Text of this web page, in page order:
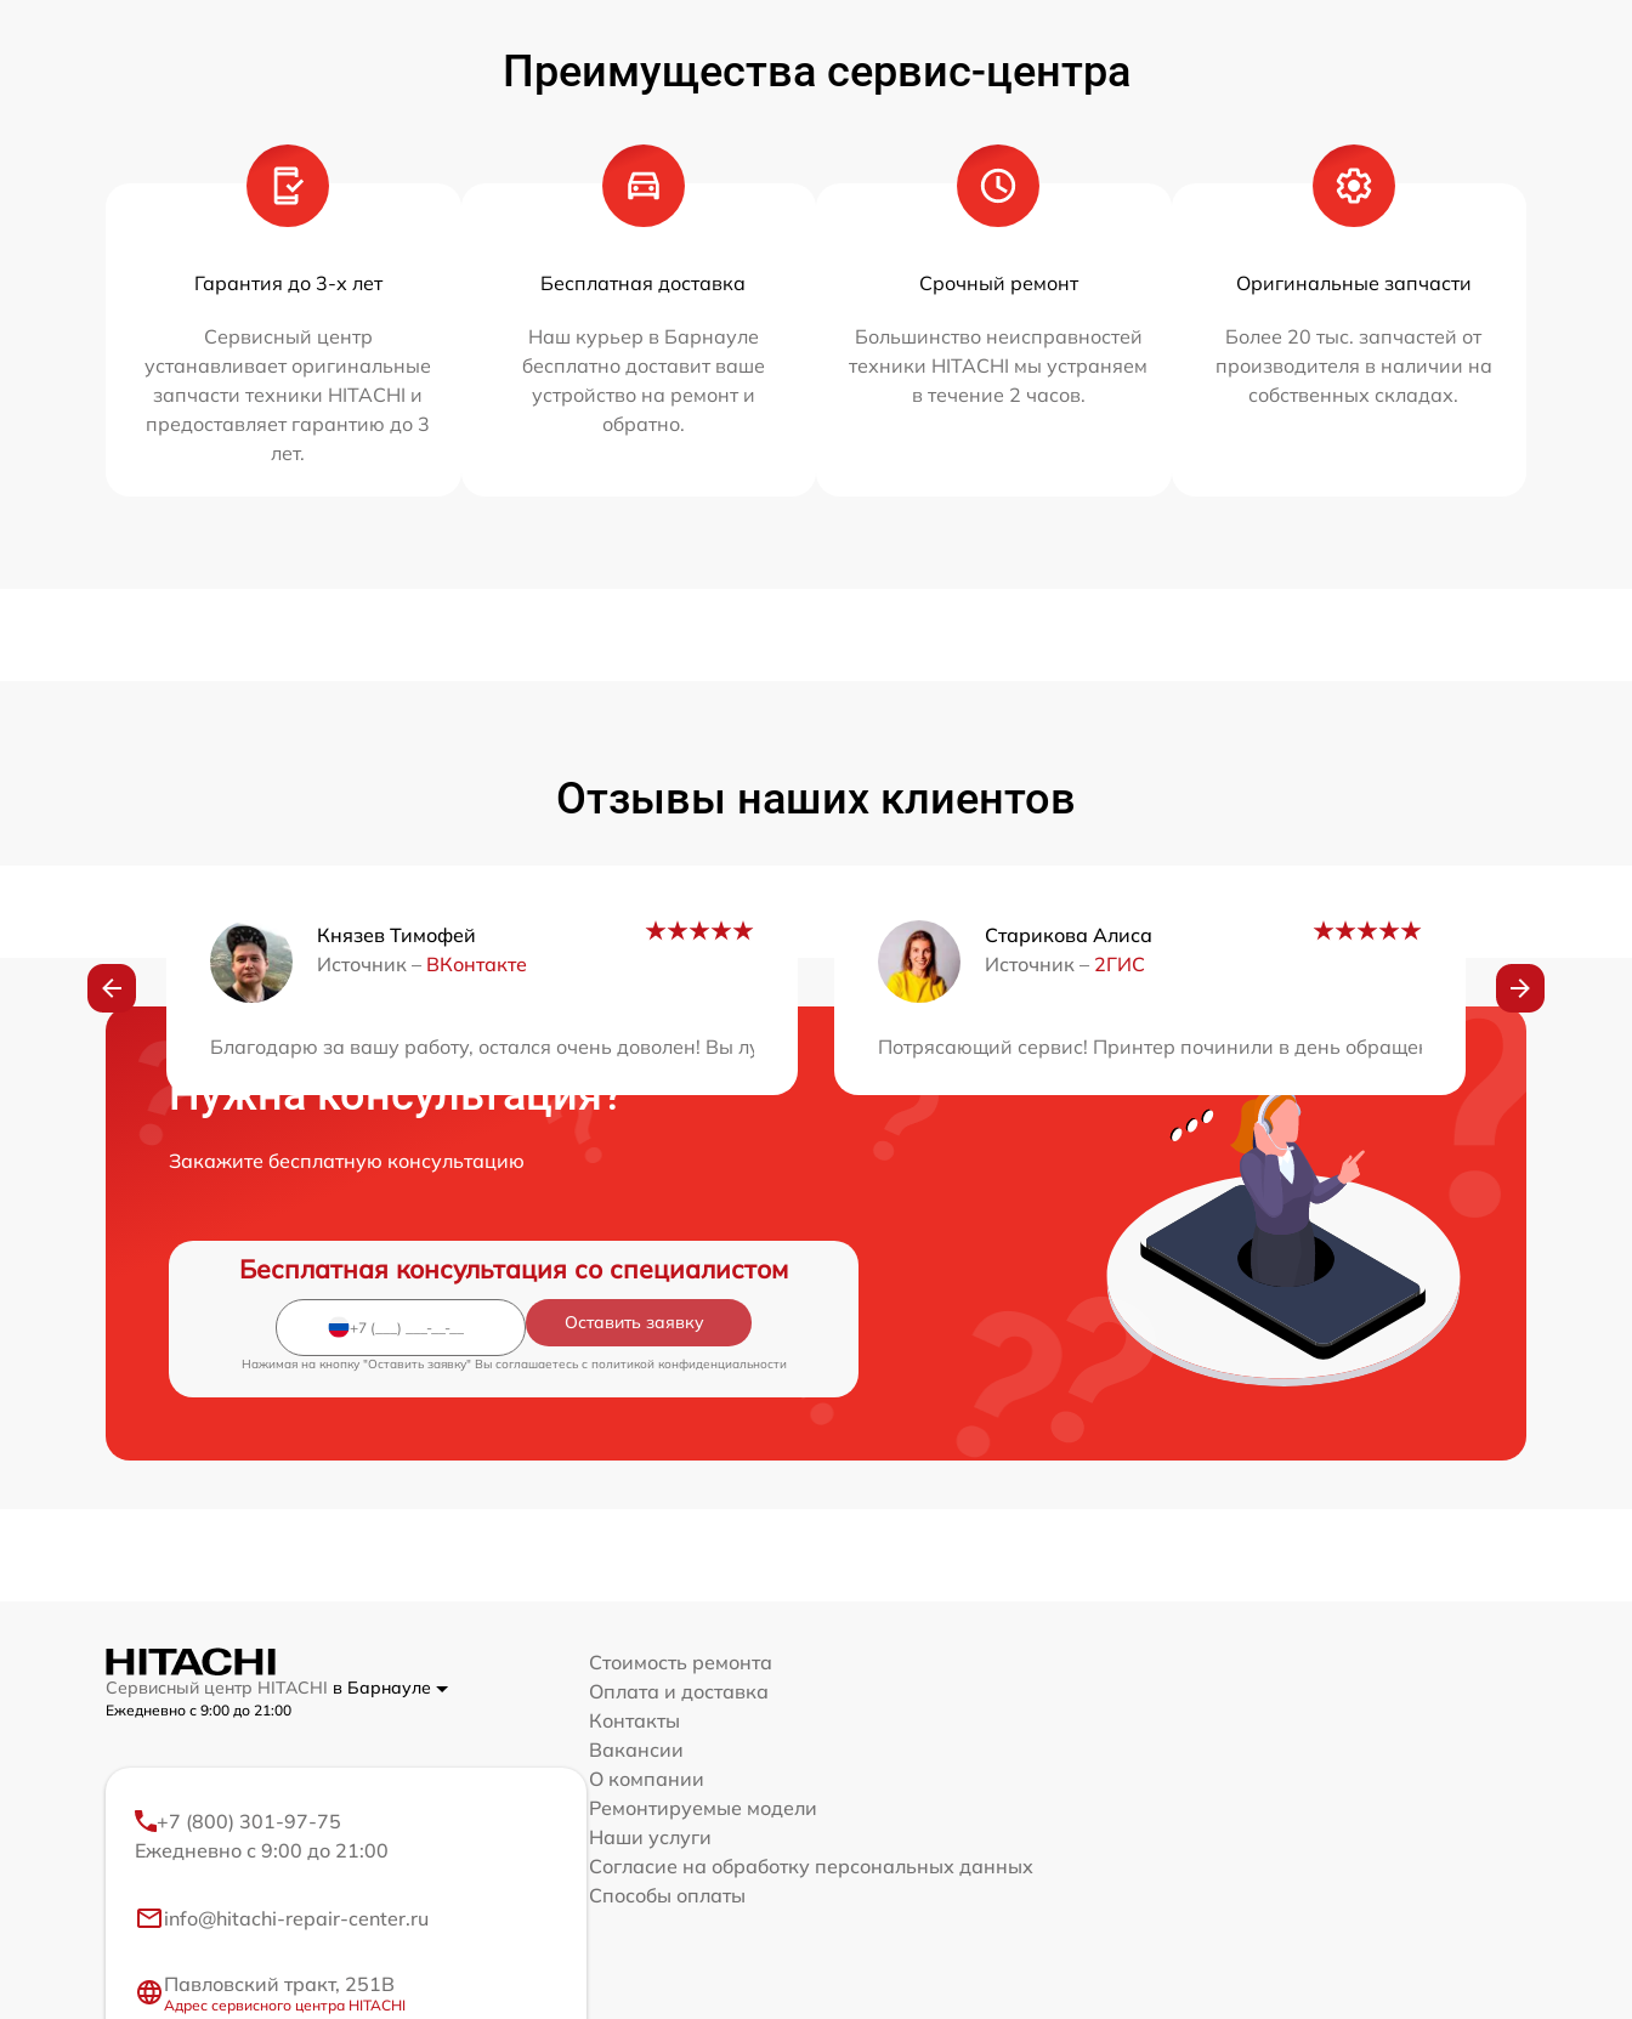
Преимущества сервис-центра
Гарантия до 3-х лет
Сервисный центр
устанавливает оригинальные
запчасти техники HITACHI и
предоставляет гарантию до 3
лет.
Бесплатная доставка
Наш курьер в Барнауле
бесплатно доставит ваше
устройство на ремонт и
обратно.
Срочный ремонт
Большинство неисправностей
техники HITACHI мы устраняем
в течение 2 часов.
Оригинальные запчасти
Более 20 тыс. запчастей от
производителя в наличии на
собственных складах.
Отзывы наших клиентов
Князев Тимофей
Источник – ВКонтакте
Благодарю за вашу работу, остался очень доволен! Вы лучшие в своем деле, приятно обращаться к таким профессионалам. Рекомендую этот
Старикова Алиса
Источник – 2ГИС
Потрясающий сервис! Принтер починили в день обращения. До этого в
Нужна консультация?
Закажите бесплатную консультацию
Бесплатная консультация со специалистом
Оставить заявку
Нажимая на кнопку "Оставить заявку" Вы соглашаетесь c политикой конфиденциальности
Сервисный центр HITACHI в Барнауле
Ежедневно с 9:00 до 21:00
+7 (800) 301-97-75
Ежедневно с 9:00 до 21:00
info@hitachi-repair-center.ru
Павловский тракт, 251В
Адрес сервисного центра HITACHI
Стоимость ремонта
Оплата и доставка
Контакты
Вакансии
О компании
Ремонтируемые модели
Наши услуги
Согласие на обработку персональных данных
Способы оплаты